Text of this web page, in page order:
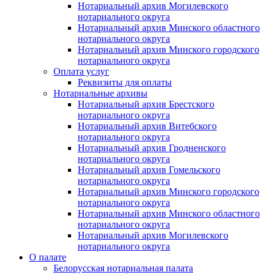
Нотариальный архив Могилевского
нотариального округа
Нотариальный архив Минского областного
нотариального округа
Нотариальный архив Минского городского
нотариального округа
Оплата услуг
Реквизиты для оплаты
Нотариальные архивы
Нотариальный архив Брестского
нотариального округа
Нотариальный архив Витебского
нотариального округа
Нотариальный архив Гродненского
нотариального округа
Нотариальный архив Гомельского
нотариального округа
Нотариальный архив Минского городского
нотариального округа
Нотариальный архив Минского областного
нотариального округа
Нотариальный архив Могилевского
нотариального округа
О палате
Белорусская нотариальная палата